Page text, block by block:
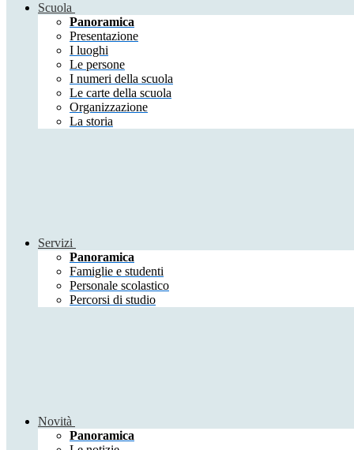
Scuola
Panoramica
Presentazione
I luoghi
Le persone
I numeri della scuola
Le carte della scuola
Organizzazione
La storia
Servizi
Panoramica
Famiglie e studenti
Personale scolastico
Percorsi di studio
Novità
Panoramica